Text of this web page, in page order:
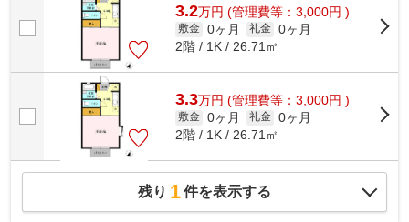
3.2万円 (管理費等：3,000円 )
敷金 0ヶ月 礼金 0ヶ月
2階 / 1K / 26.71㎡
3.3万円 (管理費等：3,000円 )
敷金 0ヶ月 礼金 0ヶ月
2階 / 1K / 26.71㎡
残り 1件を表示する